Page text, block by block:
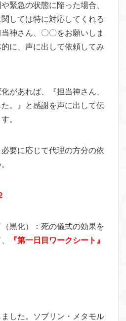
緊急の状態に陥った場合、
しては特に対応してくれる
神さん、〇〇をお願いしま
に、声に出して依頼してみ
があれば、『担当神さん、
。』と感謝を声に出して伝
。
要に応じて代理の方分の依
黒化）：死の儀式の効果を
『第一日目ワークシート』
した。ソブリン・メタモル